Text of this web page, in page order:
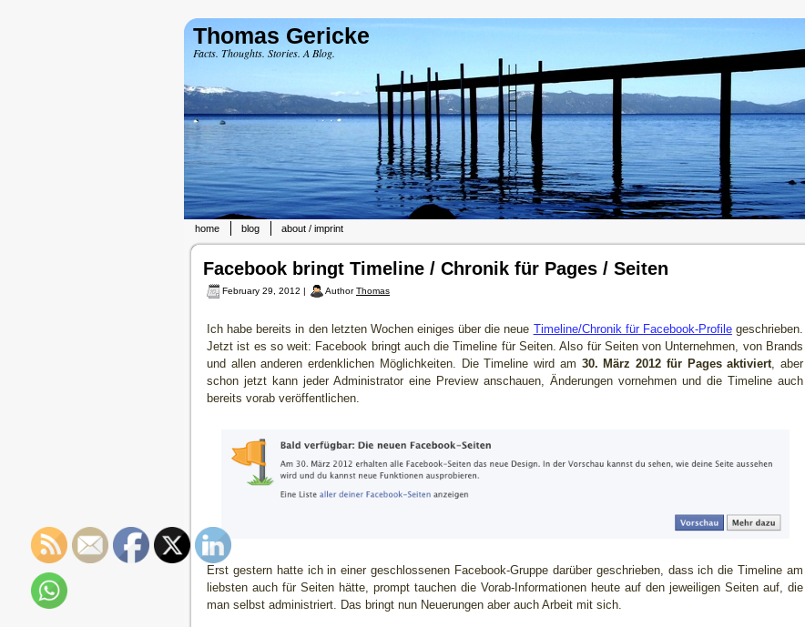
Thomas Gericke
Facts. Thoughts. Stories. A Blog.
home blog about / imprint
Facebook bringt Timeline / Chronik für Pages / Seiten
February 29, 2012 | AuthorThomas
Ich habe bereits in den letzten Wochen einiges über die neue Timeline/Chronik für Facebook-Profilegeschrieben.
Jetzt ist es so weit: Facebook bringt auch die Timeline für Seiten. Also für Seiten von Unternehmen, von Brands
und allen anderen erdenklichen Möglichkeiten. Die Timeline wird am 30. März 2012 für Pages aktiviert, aber
schon jetzt kann jeder Administrator eine Preview anschauen, Änderungen vornehmen und die Timeline auch
bereits vorab veröffentlichen.
Erst gestern hatte ich in einer geschlossenen Facebook-Gruppe darüber geschrieben, dass ich die Timeline am
liebsten auch für Seiten hätte, prompt tauchen die Vorab-Informationen heute auf den jeweiligen Seiten auf, die
man selbst administriert. Das bringt nun Neuerungen aber auch Arbeit mit sich.